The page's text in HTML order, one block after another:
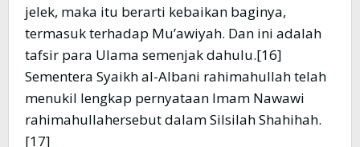
jelek, maka itu berarti kebaikan baginya,
termasuk terhadap Mu’awiyah. Dan ini adalah
tafsir para Ulama semenjak dahulu.[16]
Sementera Syaikh al-Albani rahimahullah telah
menukil lengkap pernyataan Imam Nawawi
rahimahullahersebut dalam Silsilah Shahihah.
[17]